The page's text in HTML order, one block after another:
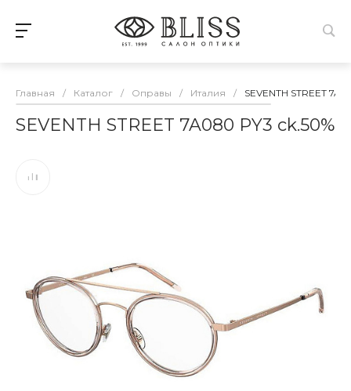
Главная / Каталог / Оправы / Италия / SEVENTH STREET
SEVENTH STREET 7A080 PY3 ck.50%